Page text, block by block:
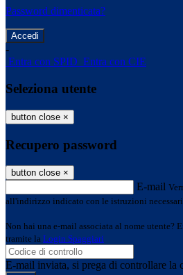
Password dimenticata?
-
Entra con SPID Entra con CIE
Seleziona utente
button close ×
Recupero password
button close ×
E-mail
all'indirizzo indicato con le istruzioni
Non hai una e-mail associata al nome utente?
tramite la Login Spaggiari
E-mail inviata, si prega di controllare la